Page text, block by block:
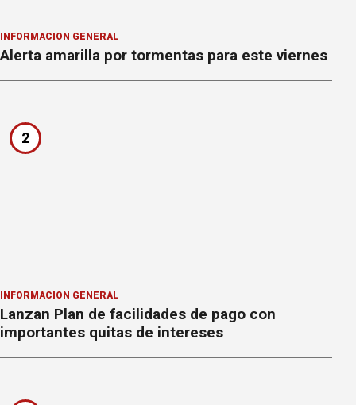
INFORMACION GENERAL
Alerta amarilla por tormentas para este viernes
2
INFORMACION GENERAL
Lanzan Plan de facilidades de pago con
importantes quitas de intereses